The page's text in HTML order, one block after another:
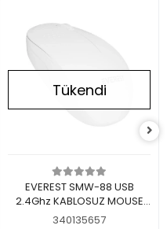
Stokta Yok
Tükendi
EVEREST SMW-88 USB
2.4Ghz KABLOSUZ MOUSE
BEYAZ
340135657